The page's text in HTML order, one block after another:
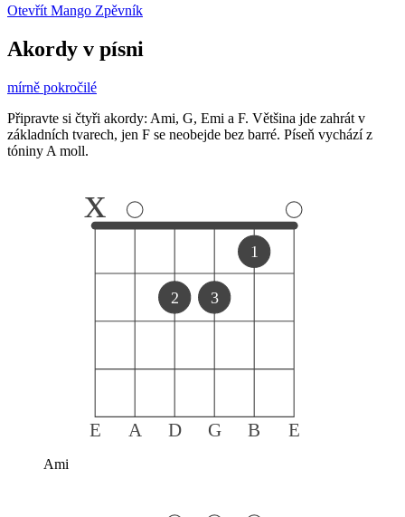
Otevřít Mango Zpěvník
Akordy v písni
mírně pokročilé
Připravte si čtyři akordy: Ami, G, Emi a F. Většina jde zahrát v
základních tvarech, jen F se neobejde bez barré. Píseň vychází z
tóniny A moll.
E A D G B E
x
2 3
1
Ami